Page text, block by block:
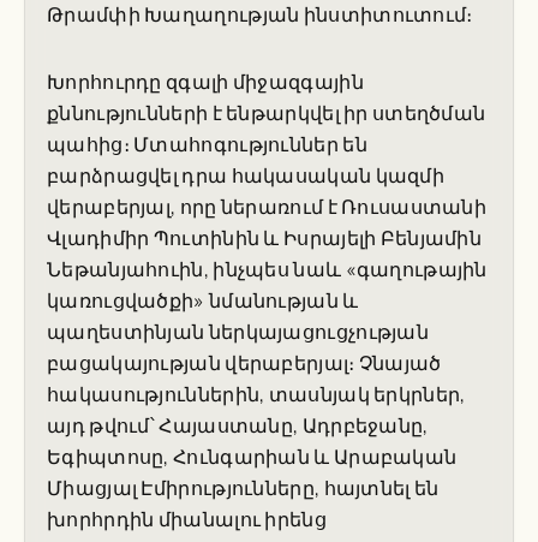
Թրամփի Խաղաղության ինստիտուտում։
Խորհուրդը զգալի միջազգային
քննությունների է ենթարկվել իր ստեղծման
պահից։ Մտահոգություններ են
բարձրացվել դրա հակասական կազմի
վերաբերյալ, որը ներառում է Ռուսաստանի
Վլադիմիր Պուտինին և Իսրայելի Բենյամին
Նեթանյահուին, ինչպես նաև «գաղութային
կառուցվածքի» նմանության և
պաղեստինյան ներկայացուցչության
բացակայության վերաբերյալ։ Չնայած
հակասություններին, տասնյակ երկրներ,
այդ թվում՝ Հայաստանը, Ադրբեջանը,
Եգիպտոսը, Հունգարիան և Արաբական
Միացյալ Էմիրությունները, հայտնել են
խորհրդին միանալու իրենց